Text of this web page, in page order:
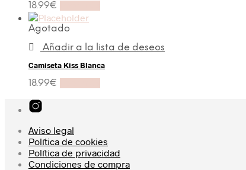
18.99€
Agotado
Añadir a la lista de deseos
Camiseta Kiss Blanca
18.99€
Aviso legal
Política de cookies
Política de privacidad
Condiciones de compra